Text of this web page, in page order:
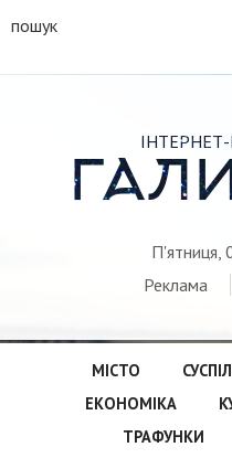
пошук
П'ятниця,
Реклама
МІСТО
ЕКОНОМІКА
ТРАФУНКИ